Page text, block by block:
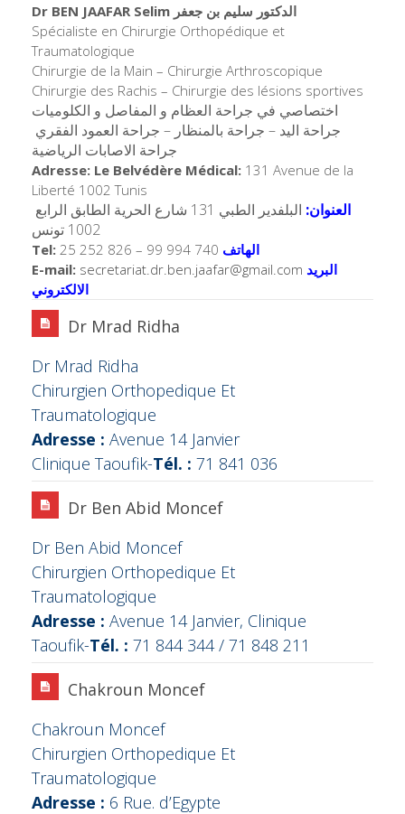
Dr BEN JAAFAR Selim الدكتور سليم بن جعفر
Spécialiste en Chirurgie Orthopédique et
Traumatologique
Chirurgie de la Main – Chirurgie Arthroscopique
Chirurgie des Rachis – Chirurgie des lésions sportives
اختصاصي في جراحة العظام و المفاصل و الكلوميات
جراحة اليد – جراحة بالمنظار – جراحة العمود الفقري
جراحة الاصابات الرياضية
Adresse: Le Belvédère Médical: 131 Avenue de la
Liberté 1002 Tunis
العنوان:
البلفدير الطبي 131 شارع الحرية الطابق الرابع
1002 تونس
Tel: 25 252 826 – 99 994 740 الهاتف
E-mail: secretariat.dr.ben. jaafar@gmail.com البريد
الالكتروني
Dr Mrad Ridha
Dr Mrad Ridha
Chirurgien Orthopedique Et
Traumatologique
Adresse : Avenue 14 Janvier
Clinique Taoufik-Tél. : 71 841 036
Dr Ben Abid Moncef
Dr Ben Abid Moncef
Chirurgien Orthopedique Et
Traumatologique
Adresse : Avenue 14 Janvier, Clinique
Taoufik-Tél. : 71 844 344 / 71 848 211
Chakroun Moncef
Chakroun Moncef
Chirurgien Orthopedique Et
Traumatologique
Adresse : 6 Rue. d’Egypte